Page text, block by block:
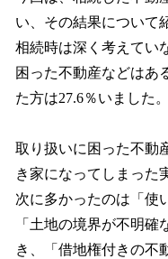
い、その結果について
相続時は深く考えてい
困った不動産などはあ
た方は27.6％いました。
取り扱いに困った不動
き家になってしまった
次に多かったのは「使
「土地の境界が不明
き、「借地権付きの不